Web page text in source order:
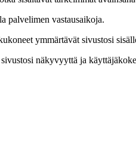
palvelimen vastausaikoja.
ymmärtävät sivustosi
näkyvyyttä ja